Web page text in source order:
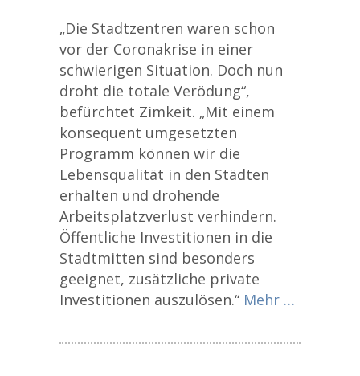
„Die Stadtzentren waren schon
vor der Coronakrise in einer
schwierigen Situation. Doch nun
droht die totale Verödung“,
befürchtet Zimkeit. „Mit einem
konsequent umgesetzten
Programm können wir die
Lebensqualität in den Städten
erhalten und drohende
Arbeitsplatzverlust verhindern.
Öffentliche Investitionen in die
Stadtmitten sind besonders
geeignet, zusätzliche private
Investitionen auszulösen.“ Mehr …